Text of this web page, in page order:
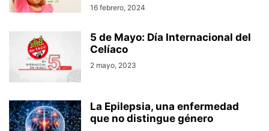
16 febrero, 2024
5 de Mayo: Día Internacional del
Celíaco
2 mayo, 2023
La Epilepsia, una enfermedad
que no distingue género